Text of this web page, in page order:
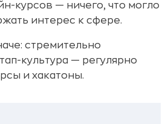
курсов — ничего, что могло
интерес к сфере.
стремительно
культура — регулярно
и хакатоны.